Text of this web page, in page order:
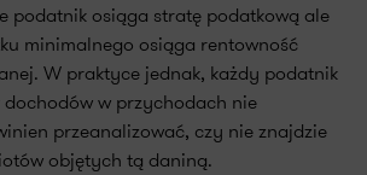
podatnik osiąga stratę podatkową ale
minimalnego osiąga rentowność
W praktyce jednak, każdy podatnik
dochodów w przychodach nie
przeanalizować, czy nie znajdzie
objętych tą daniną.